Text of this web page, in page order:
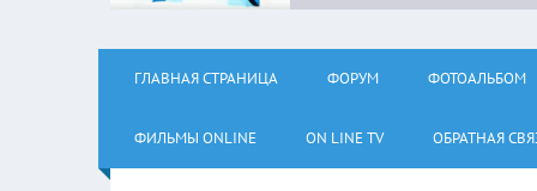
ГЛАВНАЯ СТРАНИЦА ФОРУМ ФОТОАЛЬБОМ
ФИЛЬМЫ ОNLINE ON LINE TV ОБРАТНАЯ